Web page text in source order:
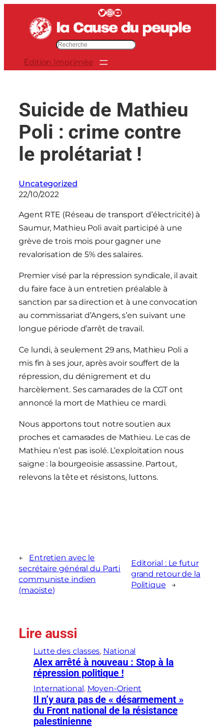
contenu
Twitter InstagramYouTube
c
e
r
Édition Imprimée
Suicide de Mathieu
Poli : crime contre
le prolétariat !
Uncategorized
22/10/2022
Agent RTE (Réseau de transport d’électricité) à
Saumur, Mathieu Poli avait participé à une
grève de trois mois pour gagner une
revalorisation de 5% des salaires.
Premier visé par la répression syndicale, il avait
du faire face à un entretien préalable à
sanction par sa direction et à une convocation
au commissariat d’Angers, s’en suivant une
longue période d’arrêt de travail.
Ce lundi, à seulement 29 ans, Mathieu Poli a
mis fin à ses jour, après avoir souffert de la
répression, du dénigrement et du
harcèlement. Ses camarades de la CGT ont
annoncé la mort de Mathieu ce mardi.
Nous apportons tout notre soutien aux
proches et camarades de Mathieu. Le cas de
Mathieu n’est pas isolé. L’exploitation nous
saigne : la bourgeoisie assassine. Partout,
relevons la tête et résistons, luttons.
←
Entretien avec le
secrétaire général du Parti
communiste indien
(maoïste)
Editorial : Le futur
grand retour de la
Politique
→
Lire aussi
Lutte des classes, National
Alex arrêté à nouveau : Stop à la
répression politique !
International , Moyen-Orient
Il n’y aura pas de « désarmement »
du Front national de la résistance
palestinienne